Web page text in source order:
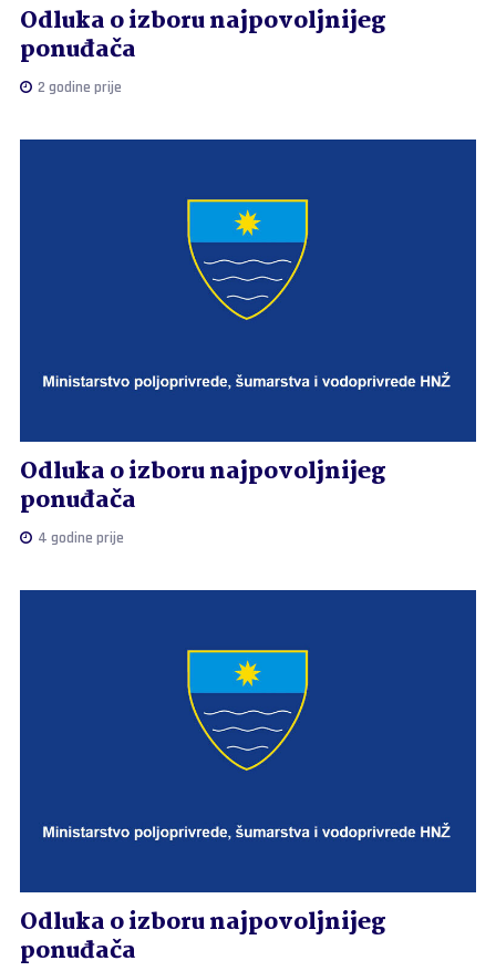
Odluka o izboru najpovoljnijeg
ponuđača
2 godine prije
Odluka o izboru najpovoljnijeg
ponuđača
4 godine prije
Odluka o izboru najpovoljnijeg
ponuđača